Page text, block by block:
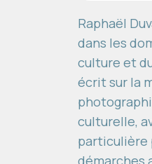
Raphaël
dans les
culture et
écrit sur la
culturelle,
particulière